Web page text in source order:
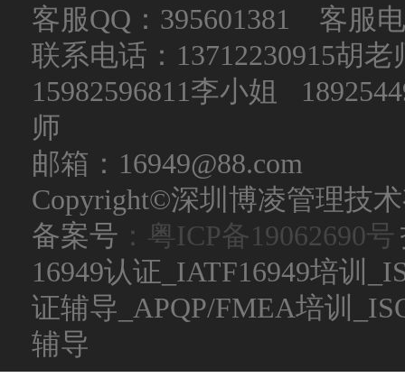
客服QQ：395601381 客服电
联系电话： 13712230915胡
15982596811李小姐
师
邮箱：16949@88.com
Copyright©深圳博凌管理技
备案号 ：粤ICP备19062690号
16949认证_IATF16949培训
证辅导_APQP/FMEA培训
辅导